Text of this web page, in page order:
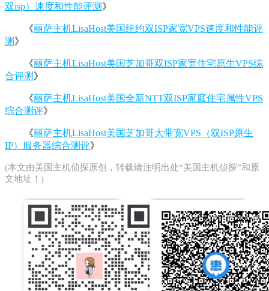
双isp）速度和性能评测 》
《丽萨主机LisaHost美国纽约双ISP家宽VPS速度和性能评
测 》
《丽萨主机LisaHost美国芝加哥双ISP家宽住宅原生VPS综
合评测 》
《丽萨主机LisaHost美国全新NTT双ISP家庭住宅属性VPS
综合测评》
《丽萨主机LisaHost美国芝加哥大带宽VPS（双ISP原生
IP）服务器综合测评》
(本文由美国主机侦探原创，转载请注明出处“美国主机侦探”和原
文地址！)